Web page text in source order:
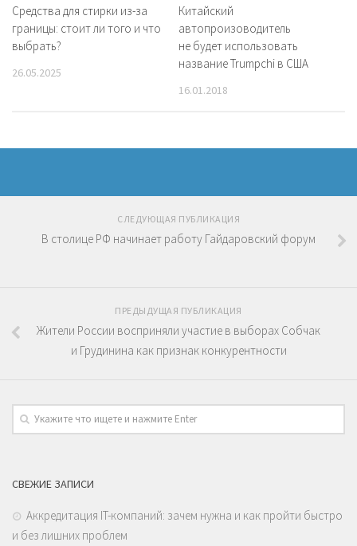
Средства для стирки из-за
границы: стоит ли того и что
выбрать?
26.05.2025
Китайский
автопроизоводитель
не будет использовать
название Trumpchi в США
16.01.2018
СЛЕДУЮЩАЯ ПУБЛИКАЦИЯ
В столице РФ начинает работу Гайдаровский форум
ПРЕДЫДУЩАЯ ПУБЛИКАЦИЯ
Жители России восприняли участие в выборах Собчак
и Грудинина как признак конкурентности
СВЕЖИЕ ЗАПИСИ
Аккредитация IT-компаний: зачем нужна и как пройти быстро
и без лишних проблем